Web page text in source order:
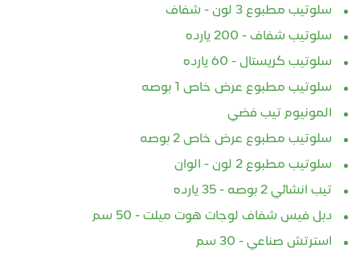
سلوتيب مطبوع 3 لون - شفاف
سلوتيب شفاف - 200 يارده
سلوتيب كريستال - 60 يارده
سلوتيب مطبوع عرض خاص 1 بوصه
المونيوم تيب فضي
سلوتيب مطبوع عرض خاص 2 بوصه
سلوتيب مطبوع 2 لون - الوان
تيب انشائي 2 بوصه - 35 يارده
دبل فيس شفاف لوجات هوت ميلت - 50 سم
استرتش صناعي - 30 سم